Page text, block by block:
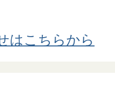
はこちらから